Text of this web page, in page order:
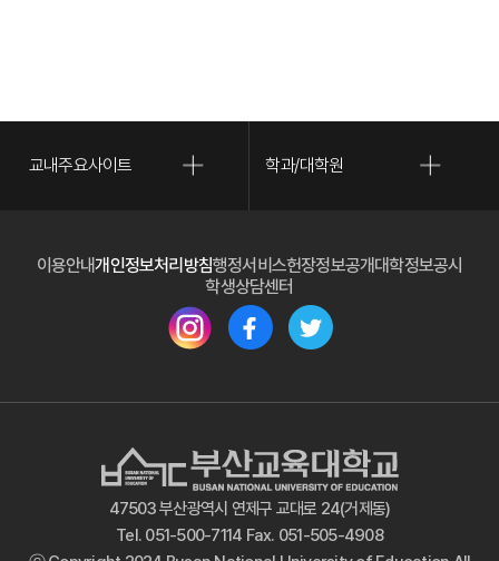
교내주요사이트 학과/대학원
이용안내개인정보처리방침행정서비스헌장정보공개대학정보공시
학생상담센터
(새 창 열림)(새 창 열림)(새 창 열림)
47503 부산광역시 연제구 교대로 24(거제동)
Tel. 051-500-7114 Fax. 051-505-4908